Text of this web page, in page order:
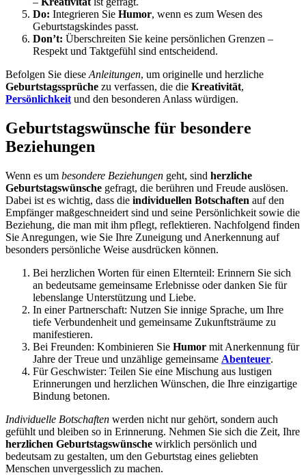
Do: Integrieren Sie Humor, wenn es zum Wesen des
Geburtstagskindes passt.
Don’t: Überschreiten Sie keine persönlichen Grenzen –
Respekt und Taktgefühl sind entscheidend.
Befolgen Sie diese Anleitungen, um originelle und herzliche
Geburtstagssprüche zu verfassen, die die Kreativität,
Persönlichkeit und den besonderen Anlass würdigen.
Geburtstagswünsche für besondere
Beziehungen
Wenn es um besondere Beziehungen geht, sind herzliche
Geburtstagswünsche gefragt, die berühren und Freude auslösen.
Dabei ist es wichtig, dass die individuellen Botschaften auf den
Empfänger maßgeschneidert sind und seine Persönlichkeit sowie die
Beziehung, die man mit ihm pflegt, reflektieren. Nachfolgend finden
Sie Anregungen, wie Sie Ihre Zuneigung und Anerkennung auf
besonders persönliche Weise ausdrücken können.
Bei herzlichen Worten für einen Elternteil: Erinnern Sie sich
an bedeutsame gemeinsame Erlebnisse oder danken Sie für
lebenslange Unterstützung und Liebe.
In einer Partnerschaft: Nutzen Sie innige Sprache, um Ihre
tiefe Verbundenheit und gemeinsame Zukunftsträume zu
manifestieren.
Bei Freunden: Kombinieren Sie Humor mit Anerkennung für
Jahre der Treue und unzählige gemeinsame Abenteuer.
Für Geschwister: Teilen Sie eine Mischung aus lustigen
Erinnerungen und herzlichen Wünschen, die Ihre einzigartige
Bindung betonen.
Individuelle Botschaften werden nicht nur gehört, sondern auch
gefühlt und bleiben so in Erinnerung. Nehmen Sie sich die Zeit, Ihre
herzlichen Geburtstagswünsche wirklich persönlich und
bedeutsam zu gestalten, um den Geburtstag eines geliebten
Menschen unvergesslich zu machen.